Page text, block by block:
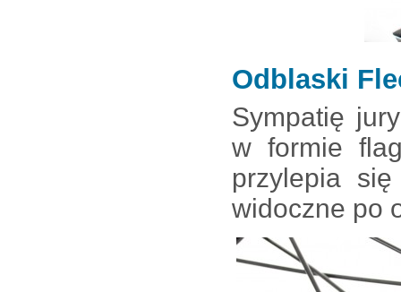
Odblaski
Sympatię
w formie
przylepia
widoczne po